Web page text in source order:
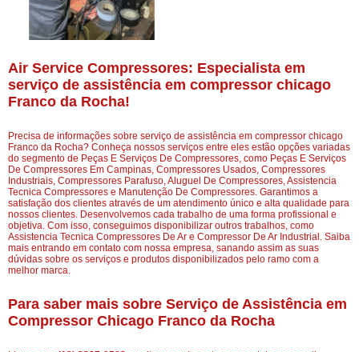
Air Service Compressores: Especialista em
serviço de assistência em compressor chicago
Franco da Rocha!
Precisa de informações sobre serviço de assistência em compressor chicago
Franco da Rocha? Conheça nossos serviços entre eles estão opções variadas
do segmento de Peças E Serviços De Compressores, como Peças E Serviços
De Compressores Em Campinas, Compressores Usados, Compressores
Industriais, Compressores Parafuso, Aluguel De Compressores, Assistencia
Tecnica Compressores e Manutenção De Compressores. Garantimos a
satisfação dos clientes através de um atendimento único e alta qualidade para
nossos clientes. Desenvolvemos cada trabalho de uma forma profissional e
objetiva. Com isso, conseguimos disponibilizar outros trabalhos, como
Assistencia Tecnica Compressores De Ar e Compressor De Ar Industrial. Saiba
mais entrando em contato com nossa empresa, sanando assim as suas
dúvidas sobre os serviços e produtos disponibilizados pelo ramo com a
melhor marca.
Para saber mais sobre Serviço de Assistência em
Compressor Chicago Franco da Rocha